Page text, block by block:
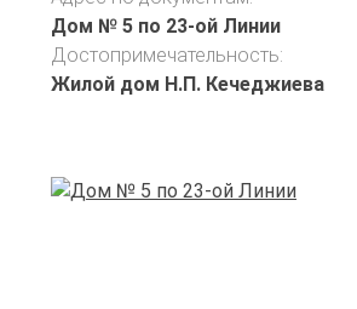
Дом № 5 по 23-ой Линии
Достопримечательность:
Жилой дом Н.П. Кечеджиева